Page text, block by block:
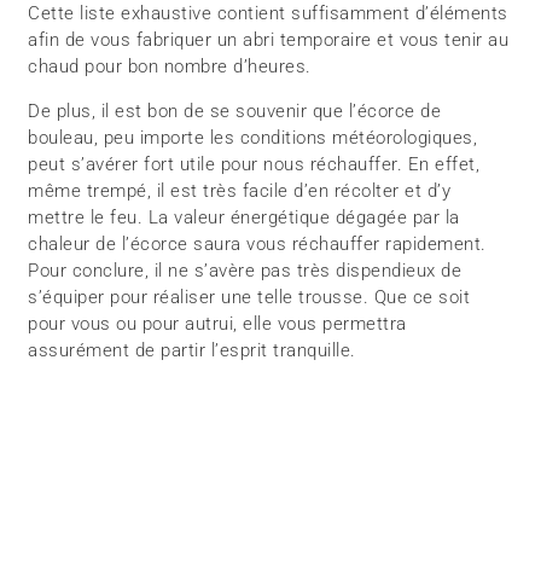
Cette liste exhaustive contient suffisamment d’éléments
afin de vous fabriquer un abri temporaire et vous tenir au
chaud pour bon nombre d’heures.
De plus, il est bon de se souvenir que l’écorce de
bouleau, peu importe les conditions météorologiques,
peut s’avérer fort utile pour nous réchauffer. En effet,
même trempé, il est très facile d’en récolter et d’y
mettre le feu. La valeur énergétique dégagée par la
chaleur de l’écorce saura vous réchauffer rapidement.
Pour conclure, il ne s’avère pas très dispendieux de
s’équiper pour réaliser une telle trousse. Que ce soit
pour vous ou pour autrui, elle vous permettra
assurément de partir l’esprit tranquille.